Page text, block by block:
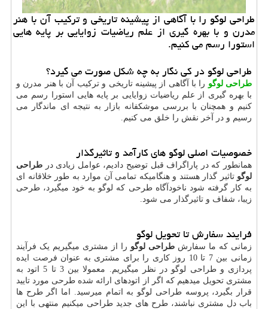
طراحی لوگو را با آگاهی از پیشینه تاریخی و تركیب آن با هنر
مدرن و با بهره گیری از علم ریاضیات زوایایی بر پایه هایی
استورا رسم می كنیم.
طراحی لوگو در کی نگار به چه شکل صورت می گیرد؟
طراحی لوگو را با آگاهی از پیشینه تاریخی و ترکیب آن با هنر مدرن و
با بهره گیری از علم ریاضیات زوایایی بر پایه هایی استورا رسم می
کنیم و همچنان با بررسی موشکفانه بازار به نتیجه ای ماندگار می
رسیم و در آخر نقش را خلق می کنیم.
خصوصیات اصلی لوگو های کارآمد و تاثیرگذار
همانطور که در پاراگراف قبل توضیح دادیم، عوامل زیادی در طراحی
لوگو تاثیر گذار هستند و هنگامیکه تمامی آن موارد به طور خلاقانه ای
به کار گرفته شود ناخودآگاه طرحی که لوگو به خود میگیرد، طرحی
زیبا، شفاف و تاثیرگذار می شود.
فرایند سفارش تا تحویل لوگو
زمانی که ما سفارش طراحی لوگو را از مشتری میگیریم یک فرآیند
زمانی بین 7 تا 10 روز کاری را برای مشتری به عنوان فرصت ایده
پردازی و طراحی لوگو در نظر میگیریم. معمولا بین 3 تا 5 اتود به
مشتری تحویل میدهیم که اگر از اتودهای ارائه شده طرحی مورد تایید
قرار بگیرد، پروسه طراحی لوگو به اتمام میرسید. اما اگر طرح ها
باب دل مشتری نباشند، طرح های جدید طراحی میکنیم منتهی با این